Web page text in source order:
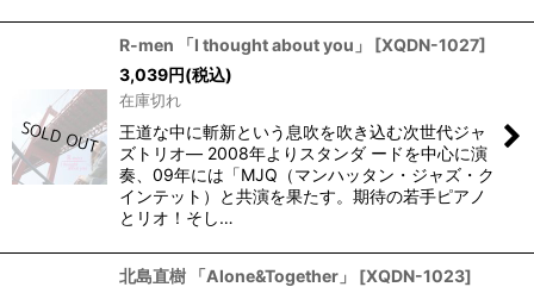
R-men 「I thought about you」 [XQDN-1027]
3,039円(税込)
在庫切れ
王道な中に斬新という息吹を吹き込む次世代ジャ
ズトリオ― 2008年よりスタンダ ードを中心に演
奏、09年には「MJQ（マンハッタン・ジャズ・ク
インテット）と共演を果たす。期待の若手ピアノ
とリオ！そし…
北島直樹 「Alone&Together」 [XQDN-1023]